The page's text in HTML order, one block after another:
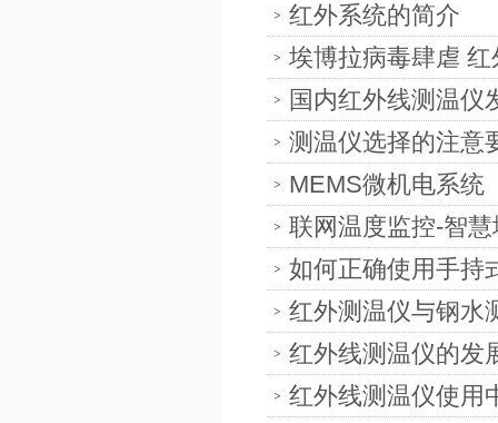
红外系统的简介
埃博拉病毒肆虐
国内红外线测温仪
测温仪选择的注意
MEMS微机电系统
联网温度监控-智
如何正确使用手持
红外测温仪与钢水
红外线测温仪的发
红外线测温仪使用